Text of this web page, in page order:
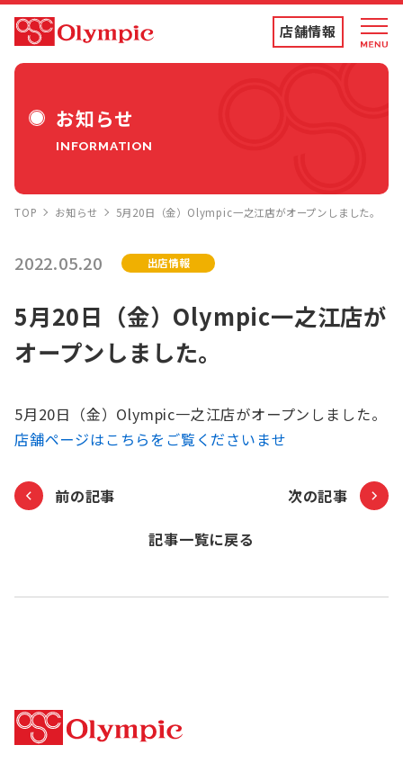
店舗情報
コンテンツ
お知らせ
お知らせ
INFORMATION
TOP お知らせ 5月20日（金）Olympic一之江店がオープンしました。
2022.05.20 出店情報
5月20日（金）Olympic一之江店が
オープンしました。
5月20日（金）Olympic一之江店がオープンしました。
店舗ページはこちらをご覧くださいませ
前の記事
記事一覧に戻る
次の記事